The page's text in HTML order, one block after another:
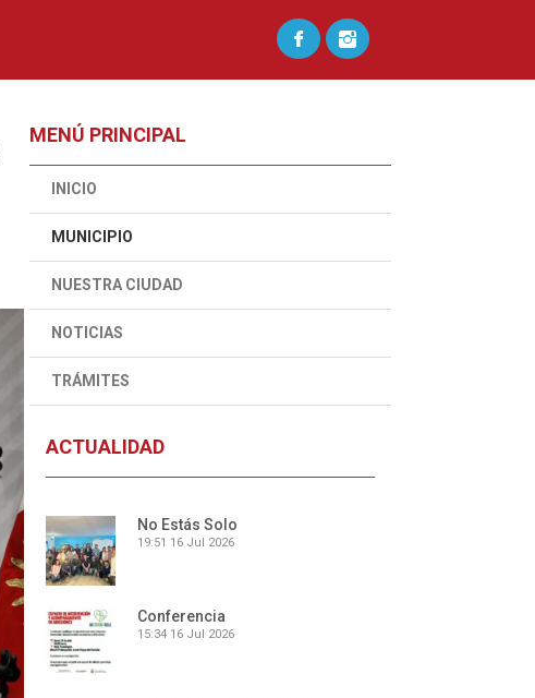
MENÚ PRINCIPAL
INICIO
MUNICIPIO
NUESTRA CIUDAD
NOTICIAS
TRÁMITES
ACTUALIDAD
No Estás Solo
19:51 16 Jul 2026
Conferencia
15:34 16 Jul 2026